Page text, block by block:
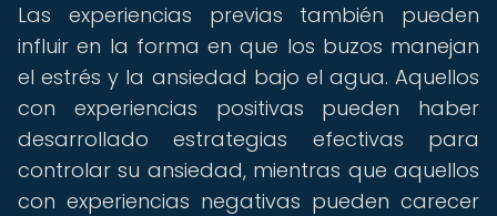
Las experiencias previas también pueden
influir en la forma en que los buzos manejan
el estrés y la ansiedad bajo el agua. Aquellos
con experiencias positivas pueden haber
desarrollado estrategias efectivas para
controlar su ansiedad, mientras que aquellos
con experiencias negativas pueden carecer